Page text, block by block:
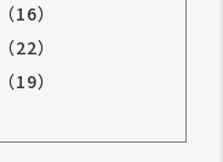
（16）
（22）
（19）